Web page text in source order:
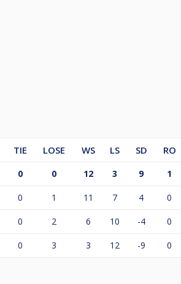
TIE LOSE WS LS SD RO
0 0 12 3 9 1
0 1 11 7 4 0
0 2 6 10 -4 0
0 3 3 12 -9 0